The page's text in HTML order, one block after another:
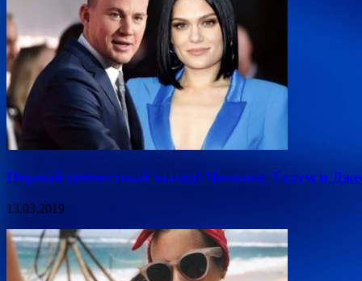
Первый совместный выход! Ченнинг Татум и
13.03.2019